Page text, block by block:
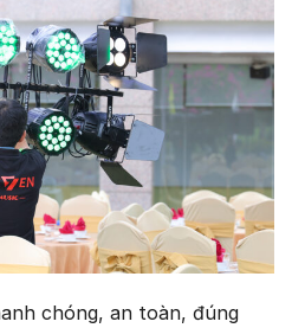
chóng, an toàn, đúng